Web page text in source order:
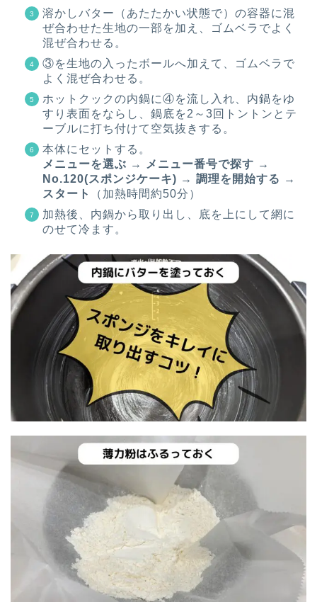
溶かしバター（あたたかい状態で）の容器に混
ぜ合わせた生地の一部を加え、ゴムベラでよく
混ぜ合わせる。
③を生地の入ったボールへ加えて、ゴムベラで
よく混ぜ合わせる。
ホットクックの内鍋に④を流し入れ、内鍋をゆ
すり表面をならし、鍋底を2～3回トントンとテ
ーブルに打ち付けて空気抜きする。
本体にセットする。
メニューを選ぶ → メニュー番号で探す →
No.120(スポンジケーキ) → 調理を開始する →
スタート
（加熱時間約50分）
加熱後、内鍋から取り出し、底を上にして網に
のせて冷ます。